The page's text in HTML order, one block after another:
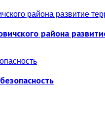
района